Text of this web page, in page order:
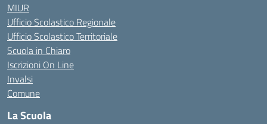
MIUR
Ufficio Scolastico Regionale
Ufficio Scolastico Territoriale
Scuola in Chiaro
Iscrizioni On Line
Invalsi
Comune
La Scuola